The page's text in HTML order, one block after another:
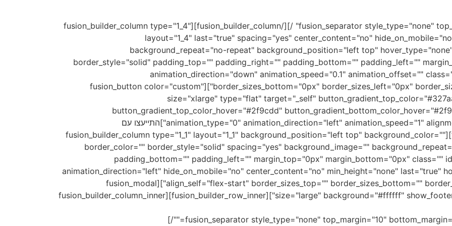
[/fusion_text][fusion_separator style_type="none" top_margin="10" alignment="center" /][/fusion_builder_column][fusion_builder_column type="1_4"
layout="1_4" last="true" spacing="yes" center_content="no"
background_repeat="no-repeat" background_position="left top"
border_style="solid" padding_top="" padding_right="" padding_bottom="" padding_left=""
animation_direction="down" animation_speed="0.1" animation_offset=""
border_sizes_bottom="0px" border_sizes_left="0px" border_sizes_right="0px" first="false" spacing_left="1%"][fusion_button color="custom"
size="xlarge" type="flat" target="_self"
button_gradient_top_color_hover="#2f9cdd"
icon_divider="no" modal="שאלות" animation_type="0" animation_direction="left" animation_speed="1" alignment="center"]התייעצו עם
מומחה[/fusion_button][/fusion_builder_column][fusion_builder_column type="1_1" layout="1_1" background_position="left top" background_color=""
border_color="" border_style="solid" spacing="yes" background_image=""
padding_bottom="" padding_left="" margin_top="0px" margin_bottom="0px" class=""
animation_direction="left" hide_on_mobile="no" center_content="no" min_height="none" last="true"
align_self="flex-start" border_sizes_top="" border_sizes_bottom="" border_sizes_left="" border_sizes_right="" first="true"][fusion_modal
name="שאלות" title="התייעצו עם מומחה" size="large" background="#ffffff" show_footer="yes"][fusion_builder_row_inner][fusion_builder_column_inner